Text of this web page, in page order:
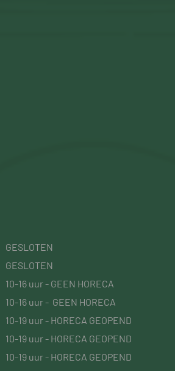
GESLOTEN
GESLOTEN
10-16 uur - GEEN HORECA
10-16 uur - GEEN HORECA
10-19 uur - HORECA GEOPEND
10-19 uur - HORECA GEOPEND
10-19 uur - HORECA GEOPEND